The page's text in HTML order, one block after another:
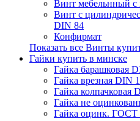
Винт мебельнный с
Винт с
DIN 84
Конфирмат
Показать все Винты
Гайки купить в минске
Гайка барашковая
Гайка врезная DIN
Гайка колпачковая
Гайка не
Гайка оцинк. ГОСТ